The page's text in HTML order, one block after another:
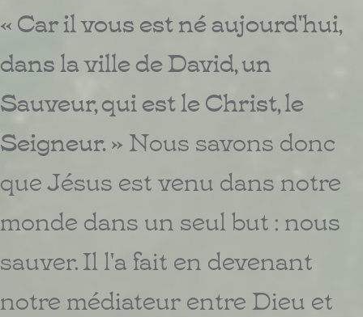
« Car il vous est né aujourd'hui,
dans la ville de David, un
Sauveur, qui est le Christ, le
Seigneur. » Nous savons donc
que Jésus est venu dans notre
monde dans un seul but : nous
sauver. Il l'a fait en devenant
notre médiateur entre Dieu et